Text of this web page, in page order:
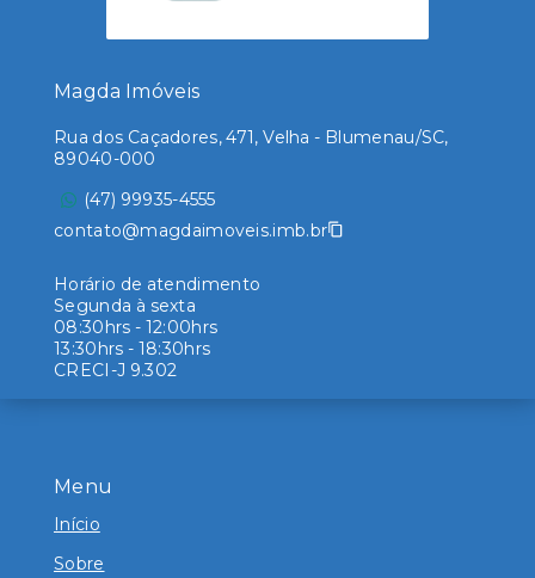
Menu
Início
Sobre
Magda Imóveis
Rua dos Caçadores, 471, Velha - Blumenau/SC,
89040-000
(47) 99935-4555
contato@magdaimoveis.imb.br
Horário de atendimento
Segunda à sexta
08:30hrs - 12:00hrs
13:30hrs - 18:30hrs
CRECI-J 9.302